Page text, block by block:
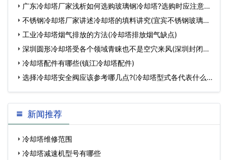
手机开不了机…
广东冷却塔厂家浅析如何选购玻璃钢冷却塔?选购时应注意什
么?(工业型玻…
不锈钢冷却塔厂家讲述冷却塔的填料讲究(宜宾不锈钢玻璃钢
冷却塔厂家批…
工业冷却塔烟气排放的方法(冷却塔排放烟气缺点)
深圳圆形冷却塔受各个领域青睐也不是空穴来风(深圳封闭式
冷却塔)…
冷却塔配件有哪些(镇江冷却塔配件)
选择冷却塔安全阀应该参考哪几点?(冷却塔型式各代表什么
意思)…
新闻推荐
冷却塔维修范围
冷却塔减速机型号有哪些